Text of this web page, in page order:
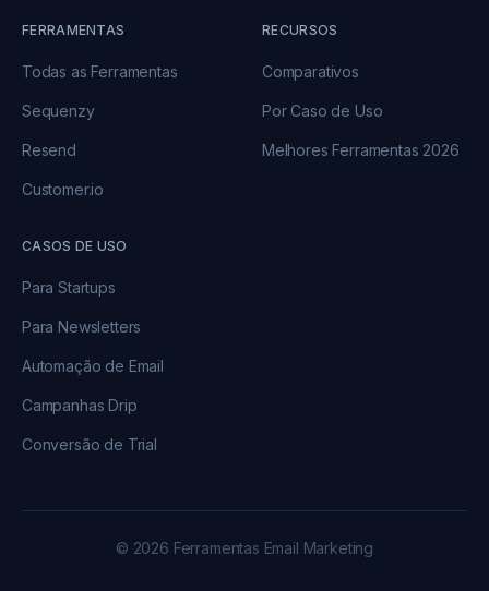
FERRAMENTAS
Todas as Ferramentas
Sequenzy
Resend
Customer.io
RECURSOS
Comparativos
Por Caso de Uso
Melhores Ferramentas 2026
CASOS DE USO
Para Startups
Para Newsletters
Automação de Email
Campanhas Drip
Conversão de Trial
© 2026 Ferramentas Email Marketing